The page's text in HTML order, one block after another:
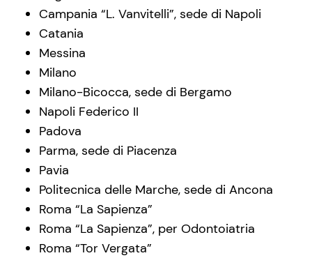
Campania “L. Vanvitelli”, sede di Napoli
Catania
Messina
Milano
Milano-Bicocca, sede di Bergamo
Napoli Federico II
Padova
Parma, sede di Piacenza
Pavia
Politecnica delle Marche, sede di Ancona
Roma “La Sapienza”
Roma “La Sapienza”, per Odontoiatria
Roma “Tor Vergata”